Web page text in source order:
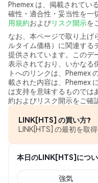
Phemex は、掲載されてい
確性・適合性・妥当性を一
用規約およびリスク開示を
なお、本ページで取り上げ
ルタイム価格）に関連する
提供されています。このデ
表示されており、いかなる
トへのリンクは、Phemex
載された内容は、Phemex
は支持を意味するものでは
約およびリスク開示をご確
LINK[HTS] の買い方?
LINK[HTS] の最初を取
本日のLINK[HTS]につ
強気